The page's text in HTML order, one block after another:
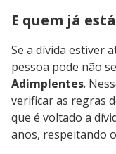
E quem já
Se a dívida estiver
pessoa pode não
Adimplentes.
verificar as regras
que é voltado a
anos, respeitando